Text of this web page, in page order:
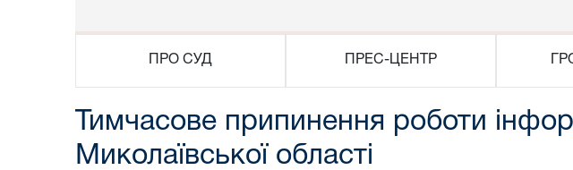
ПРО СУД ПРЕС-ЦЕНТР
Тимчасове припинення роботи
Миколаївської області